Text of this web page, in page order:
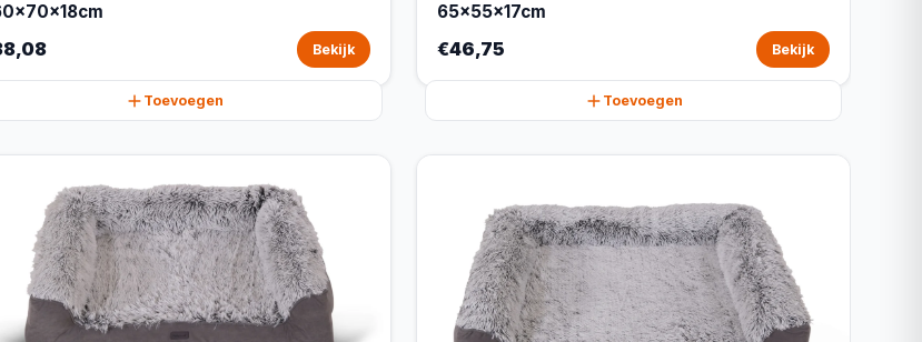
Bekijk
Toevoegen
65x55x17cm
€46,75 Bekijk
Toevoegen